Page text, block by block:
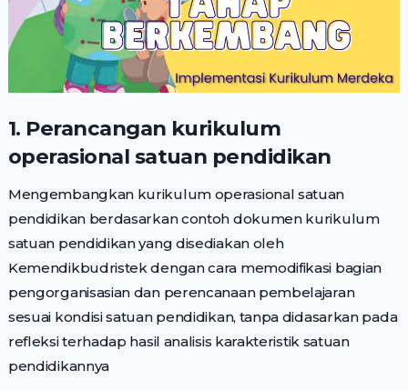
1. Perancangan kurikulum
operasional satuan pendidikan
Mengembangkan kurikulum operasional satuan
pendidikan berdasarkan contoh dokumen kurikulum
satuan pendidikan yang disediakan oleh
Kemendikbudristek dengan cara memodifikasi bagian
pengorganisasian dan perencanaan pembelajaran
sesuai kondisi satuan pendidikan, tanpa didasarkan pada
refleksi terhadap hasil analisis karakteristik satuan
pendidikannya